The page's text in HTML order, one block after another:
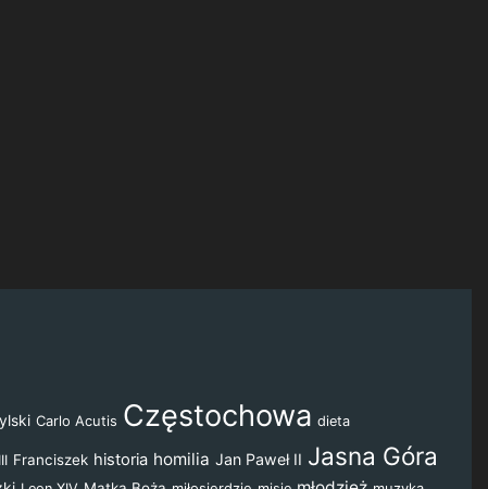
Carlo Acutis Częstochowa dieta
Franciszek historia homilia Jan Paweł II Jasna Góra